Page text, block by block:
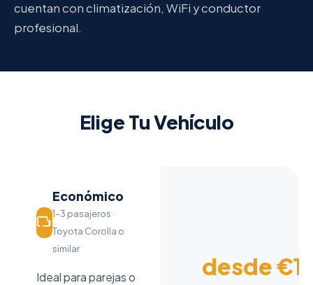
cuentan con climatización, WiFi y conductor
profesional.
Elige Tu Vehículo
Económico
1–3 pasajeros ·
Toyota Corolla o
similar
Ideal para parejas o
desde